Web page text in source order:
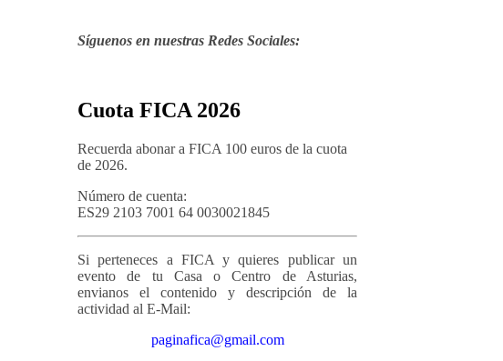
Síguenos en nuestras Redes Sociales:
Cuota FICA 2026
Recuerda abonar a FICA 100 euros de la cuota
de 2026.
Número de cuenta:
ES29 2103 7001 64 0030021845
Si perteneces a FICA y quieres publicar un
evento de tu Casa o Centro de Asturias,
envianos el contenido y descripción de la
actividad al E-Mail:
paginafica@gmail.com